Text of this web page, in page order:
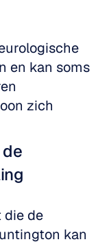
en kan soms
zich
die de
kan